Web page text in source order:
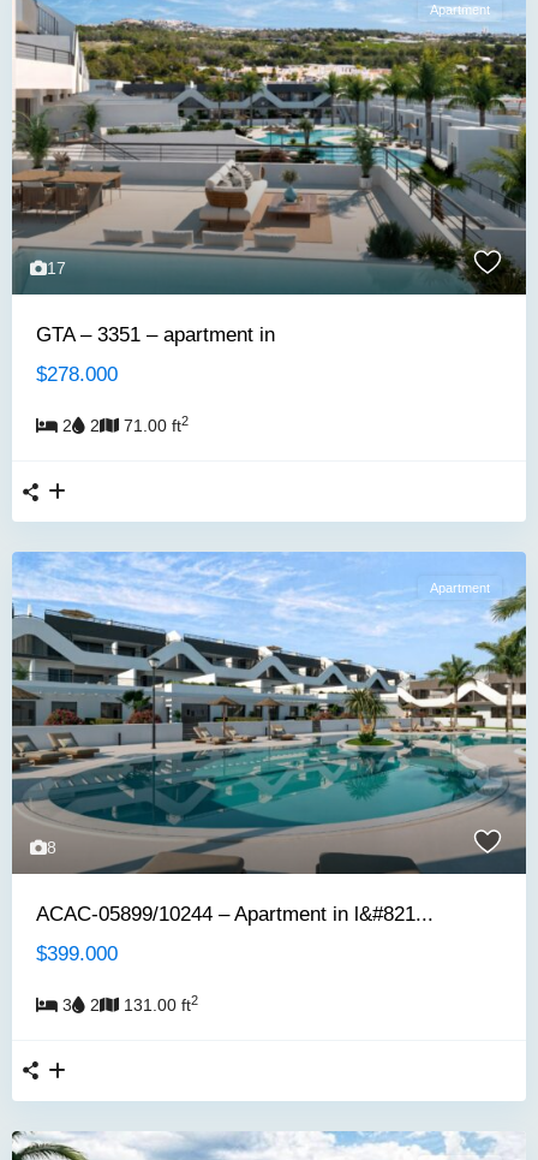
17
Apartment
GTA – 3351 – apartment in
$278.000
2 2 71.00 ft2
8
Apartment
ACAC-05899/10244 – Apartment in l&#821...
$399.000
3 2 131.00 ft2